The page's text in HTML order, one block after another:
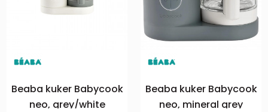
Beaba kuker Babycook
neo, grey/white
Beaba kuker Babycook
neo, mineral grey